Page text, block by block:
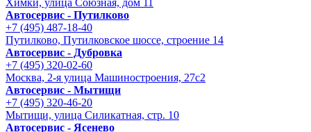
Химки, улица Союзная, дом 11
Автосервис - Путилково
+7 (495) 487-18-40
Путилково, Путилковское шоссе, строение 14
Автосервис - Дубровка
+7 (495) 320-02-60
Москва, 2-я улица Машиностроения, 27с2
Автосервис - Мытищи
+7 (495) 320-46-20
Мытищи, улица Силикатная, стр. 10
Автосервис - Ясенево